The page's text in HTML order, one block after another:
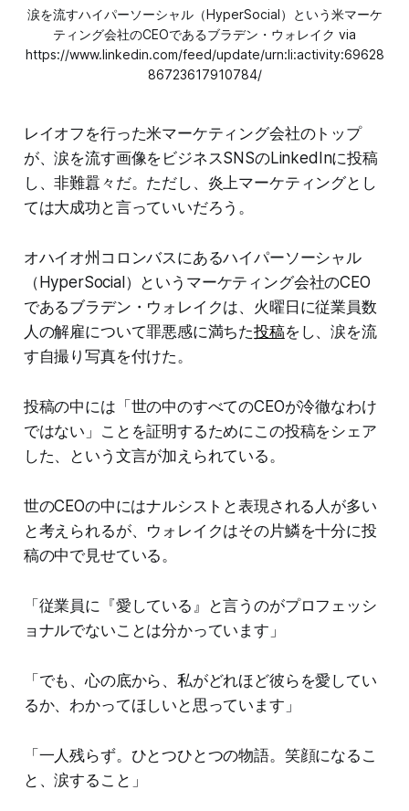
涙を流すハイパーソーシャル（HyperSocial）という米マーケ
ティング会社のCEOであるブラデン・ウォレイク via
https://www.linkedin.com/feed/update/urn:li:activity:69628
86723617910784/
レイオフを行った米マーケティング会社のトップ
が、涙を流す画像をビジネスSNSのLinkedInに投稿
し、非難囂々だ。ただし、炎上マーケティングとし
ては大成功と言っていいだろう。
オハイオ州コロンバスにあるハイパーソーシャル
（HyperSocial）というマーケティング会社のCEO
であるブラデン・ウォレイクは、火曜日に従業員数
人の解雇について罪悪感に満ちた投稿をし、涙を流
す自撮り写真を付けた。
投稿の中には「世の中のすべてのCEOが冷徹なわけ
ではない」ことを証明するためにこの投稿をシェア
した、という文言が加えられている。
世のCEOの中にはナルシストと表現される人が多い
と考えられるが、ウォレイクはその片鱗を十分に投
稿の中で見せている。
「従業員に『愛している』と言うのがプロフェッシ
ョナルでないことは分かっています」
「でも、心の底から、私がどれほど彼らを愛してい
るか、わかってほしいと思っています」
「一人残らず。ひとつひとつの物語。笑顔になるこ
と、涙すること」